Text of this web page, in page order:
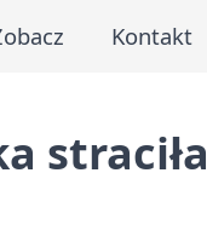
Kontakt
straciła